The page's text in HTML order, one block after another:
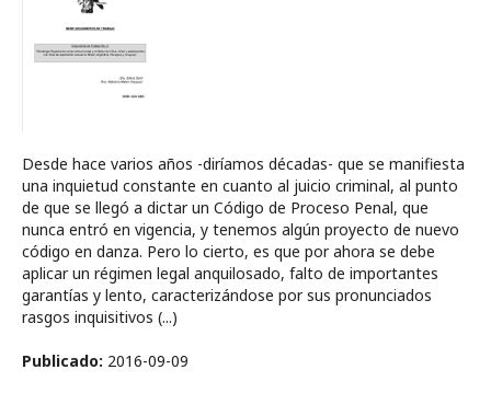
Desde hace varios años -diríamos décadas- que se manifiesta
una inquietud constante en cuanto al juicio criminal, al punto
de que se llegó a dictar un Código de Proceso Penal, que
nunca entró en vigencia, y tenemos algún proyecto de nuevo
código en danza. Pero lo cierto, es que por ahora se debe
aplicar un régimen legal anquilosado, falto de importantes
garantías y lento, caracterizándose por sus pronunciados
rasgos inquisitivos (...)
Publicado: 2016-09-09